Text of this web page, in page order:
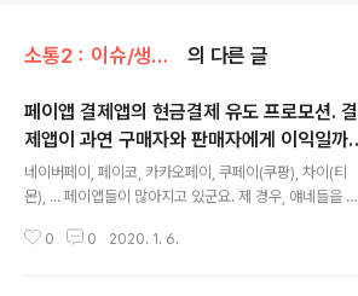
소통2：이슈/생활경제 의 다른 글
페이앱 결제앱의 현금결제 유도 프로모션. 결
제앱이 과연 구매자와 판매자에게 이익일까.
네이버페이, 페이코, 카카오페이, 쿠페이(쿠
팡), 차이(티몬). payco, coupay, chai.
네이버페이, 페이코, 카카오페이, 쿠페이(쿠팡), 차이(티
몬), ... 페이앱들이 많아지고 있군요. 제 경우, 얘네들을 작
커스는 결국 이거 같습니다 - 유저들아, 현금 써라! 제가 느
0 0 2020. 1. 6.